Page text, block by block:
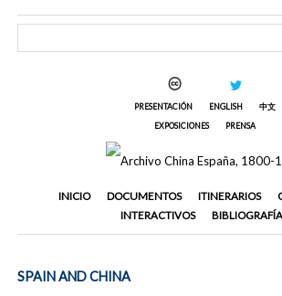
PRESENTACIÓN ENGLISH
中文
EXPOSICIONES
PRENSA
INICIO DOCUMENTOS ITINERARIOS
INTERACTIVOS
SPAIN AND CHINA